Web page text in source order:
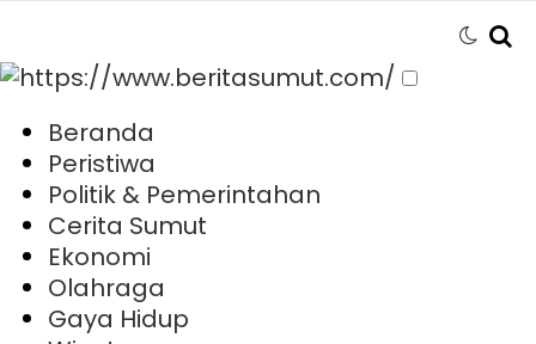
Beranda
Peristiwa
Politik & Pemerintahan
Cerita Sumut
Ekonomi
Olahraga
Gaya Hidup